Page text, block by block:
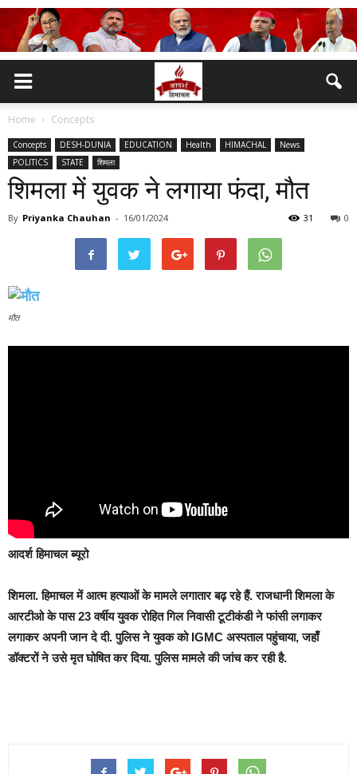
Home Concepts
Concepts DESH-DUNIA EDUCATION Health HIMACHAL
News
POLITICS
STATE शिमला
शिमला में युवक ने लगाया फंदा, मौत
By Priyanka Chauhan - 16/01/2024 0
31
मौत
आदर्श हिमाचल ब्यूरो
शिमला.हिमाचल में आत्म हत्याओं के मामले लगातार बढ़ रहे हैं. राजधानी शिमला के
आरटीओ के पास 23 वर्षीय युवक रोहित गिल निवासी टूटीकंडी ने फांसी लगाकर
लगाकर अपनी जान दे दी. पुलिस ने युवक को IGMC अस्पताल पहुंचाया, जहाँ
डॉक्टरों ने उसे मृत घोषित कर दिया. पुलिस मामले की जांच कर रही है.